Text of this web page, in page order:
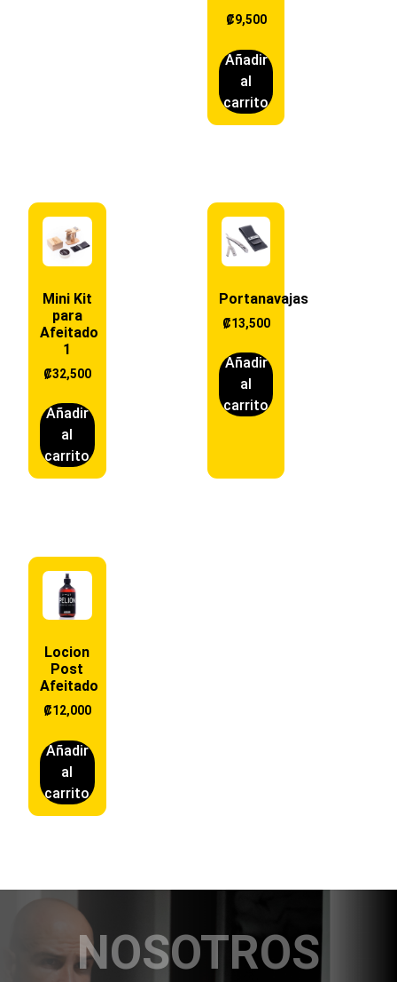
₡9,500
Añadir
al
carrito
Mini Kit
para
Afeitado
1
₡32,500
Añadir
al
carrito
Portanavajas
₡13,500
Añadir
al
carrito
Locion
Post
Afeitado
₡12,000
Añadir
al
carrito
NOSOTROS